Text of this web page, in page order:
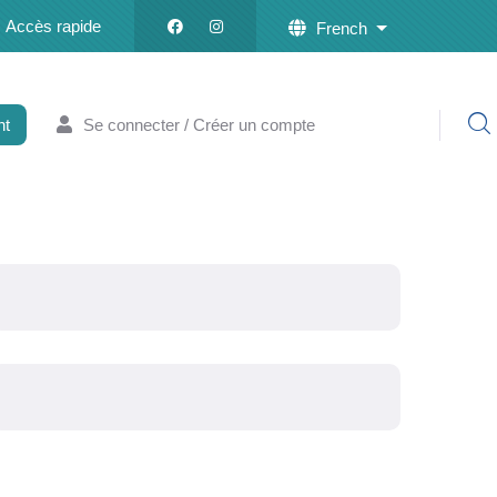
Accès rapide French List additional
Se connecter / Créer un compte